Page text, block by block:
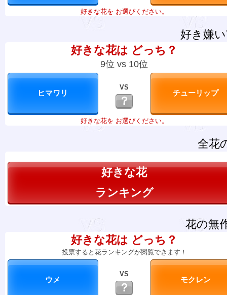
好きな花を お選びください。
好き嫌
好きな花は どっち？
9位 vs 10位
VS
？
好きな花を お選びください。
全花
好きな花
ランキング
花の無
好きな花は どっち？
投票すると花ランキングが閲覧できます！
VS
？